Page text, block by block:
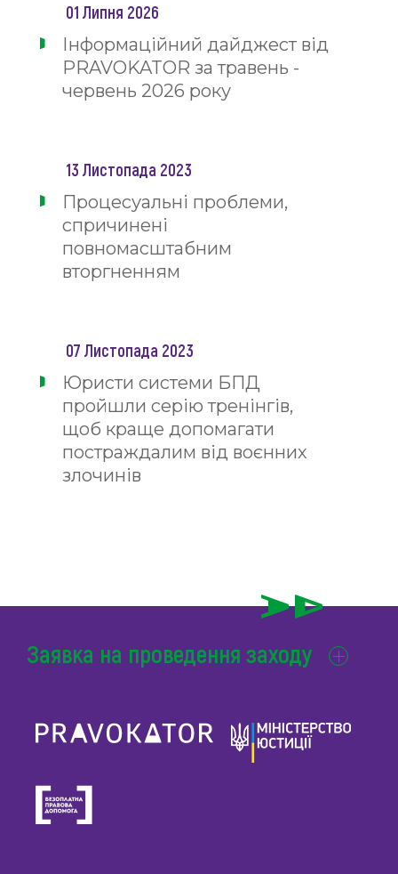
01 Липня 2026
Інформаційний дайджест від
PRAVOKATOR за травень -
червень 2026 року
13 Листопада 2023
Процесуальні проблеми,
спричинені
повномасштабним
вторгненням
07 Листопада 2023
Юристи системи БПД
пройшли серію тренінгів,
щоб краще допомагати
постраждалим від воєнних
злочинів
Заявка на проведення заходу